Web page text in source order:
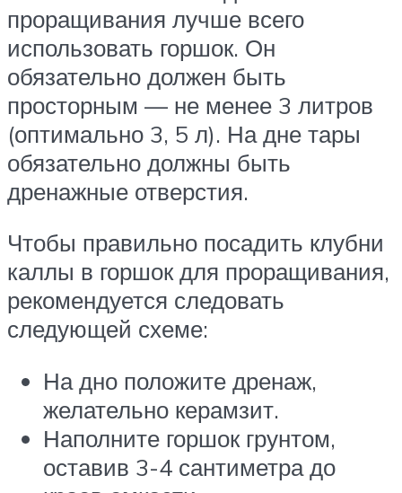
проращивания лучше всего
использовать горшок. Он
обязательно должен быть
просторным — не менее 3 литров
(оптимально 3, 5 л). На дне тары
обязательно должны быть
дренажные отверстия.
Чтобы правильно посадить клубни
каллы в горшок для проращивания,
рекомендуется следовать
следующей схеме:
На дно положите дренаж,
желательно керамзит.
Наполните горшок грунтом,
оставив 3-4 сантиметра до